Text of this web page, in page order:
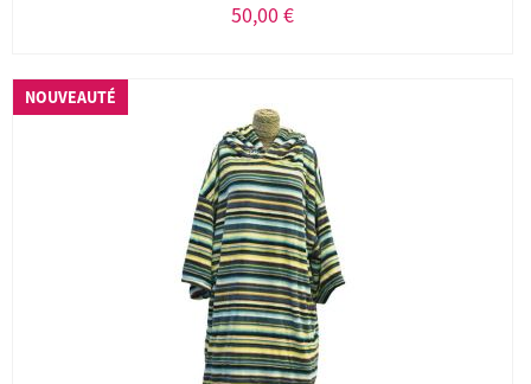
50,00 €
NOUVEAUTÉ